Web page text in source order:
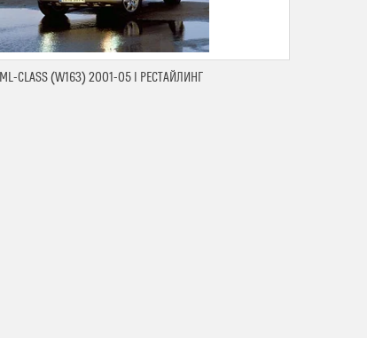
ML-CLASS (W163) 2001-05 I РЕСТАЙЛИНГ